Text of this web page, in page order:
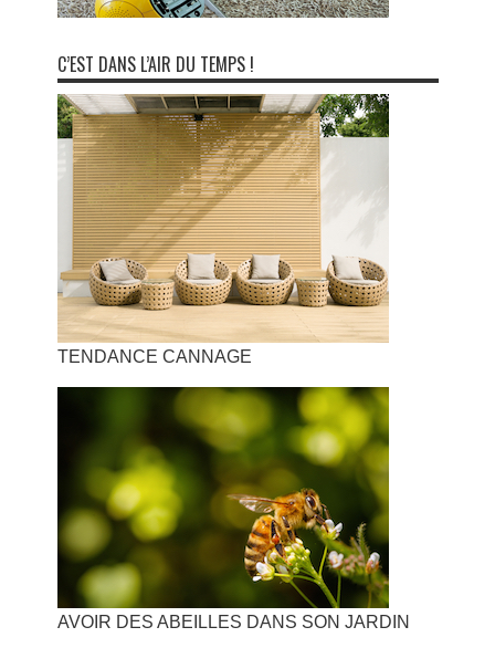
C’EST DANS L’AIR DU TEMPS !
TENDANCE CANNAGE
AVOIR DES ABEILLES DANS SON JARDIN